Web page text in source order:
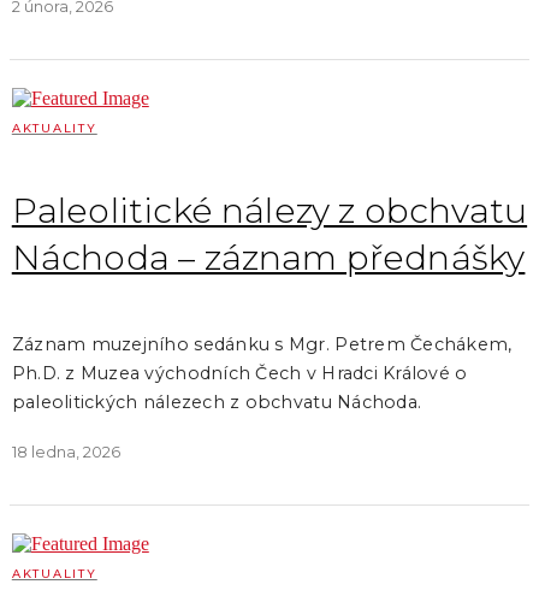
2 února, 2026
AKTUALITY
Paleolitické nálezy z obchvatu
Náchoda – záznam přednášky
Záznam muzejního sedánku s Mgr. Petrem Čechákem,
Ph.D. z Muzea východních Čech v Hradci Králové o
paleolitických nálezech z obchvatu Náchoda.
18 ledna, 2026
AKTUALITY